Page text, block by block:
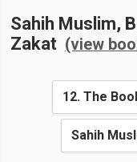
Sahih Muslim,
Zakat (view